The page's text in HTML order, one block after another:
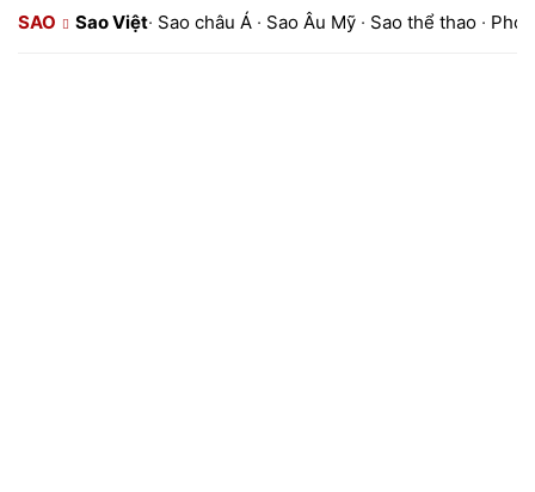
SAO Sao Việt· Sao châu Á · Sao Âu Mỹ · Sao thể thao ·